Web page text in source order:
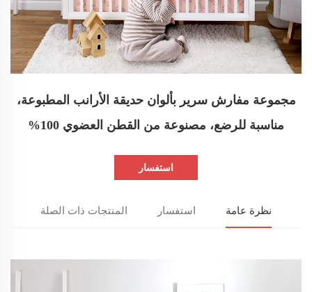
مجموعة مفارش سرير بألوان حديقة الأرانب المطبوعة،
مناسبة للرضع، مصنوعة من القطن العضوي 100%
استفسار
نظرة عامة استفسار المنتجات ذات الصلة